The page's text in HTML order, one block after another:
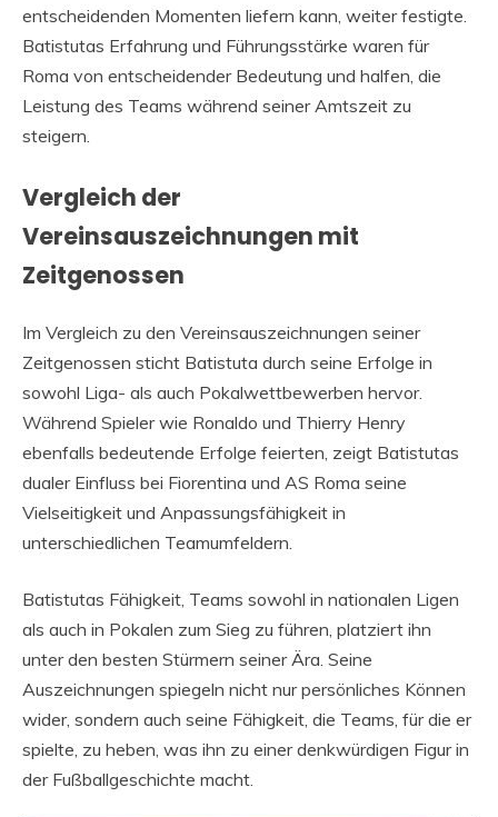
entscheidenden Momenten liefern kann, weiter festigte.
Batistutas Erfahrung und Führungsstärke waren für
Roma von entscheidender Bedeutung und halfen, die
Leistung des Teams während seiner Amtszeit zu
steigern.
Vergleich der
Vereinsauszeichnungen mit
Zeitgenossen
Im Vergleich zu den Vereinsauszeichnungen seiner
Zeitgenossen sticht Batistuta durch seine Erfolge in
sowohl Liga- als auch Pokalwettbewerben hervor.
Während Spieler wie Ronaldo und Thierry Henry
ebenfalls bedeutende Erfolge feierten, zeigt Batistutas
dualer Einfluss bei Fiorentina und AS Roma seine
Vielseitigkeit und Anpassungsfähigkeit in
unterschiedlichen Teamumfeldern.
Batistutas Fähigkeit, Teams sowohl in nationalen Ligen
als auch in Pokalen zum Sieg zu führen, platziert ihn
unter den besten Stürmern seiner Ära. Seine
Auszeichnungen spiegeln nicht nur persönliches Können
wider, sondern auch seine Fähigkeit, die Teams, für die er
spielte, zu heben, was ihn zu einer denkwürdigen Figur in
der Fußballgeschichte macht.